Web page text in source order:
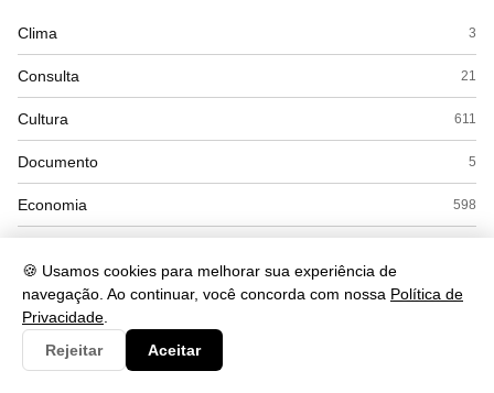
🍪 Usamos cookies para melhorar sua experiência de
navegação. Ao continuar, você concorda com nossa Política de
Privacidade
Rejeitar
Aceitar
Clima 3
Consulta 21
Cultura 611
Documento 5
Economia 598
Esporte
Eventos
Gastronomia